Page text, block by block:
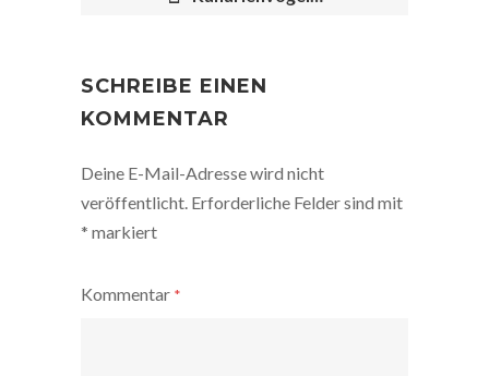
NAVIGATION
SCHREIBE EINEN
KOMMENTAR
Deine E-Mail-Adresse wird nicht
veröffentlicht. Erforderliche Felder sind mit
* markiert
Kommentar *